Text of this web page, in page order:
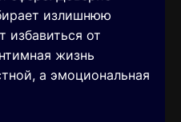
излишнюю
избавиться от
жизнь
а эмоциональная